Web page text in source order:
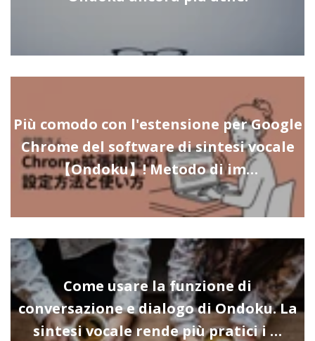
Più comodo con l'estensione per Google
Chrome del software di sintesi vocale
【Ondoku】! Metodo di im…
Come usare la funzione di
conversazione e dialogo di Ondoku. La
sintesi vocale rende più pratici i …